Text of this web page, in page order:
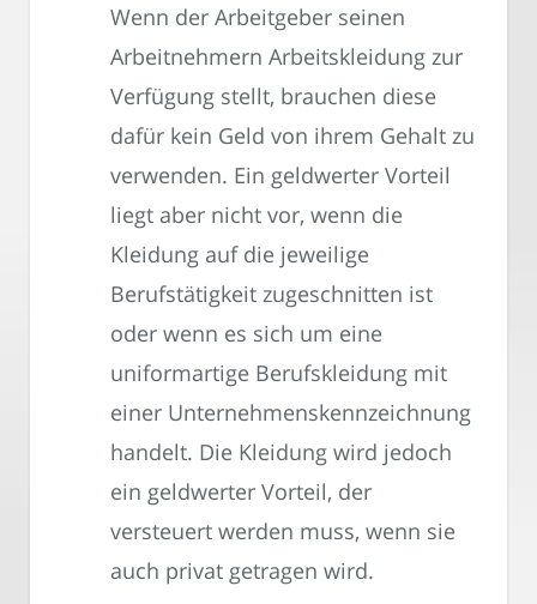
Wenn der Arbeitgeber seinen
Arbeitnehmern Arbeitskleidung zur
Verfügung stellt, brauchen diese
dafür kein Geld von ihrem Gehalt zu
verwenden. Ein geldwerter Vorteil
liegt aber nicht vor, wenn die
Kleidung auf die jeweilige
Berufstätigkeit zugeschnitten ist
oder wenn es sich um eine
uniformartige Berufskleidung mit
einer Unternehmenskennzeichnung
handelt. Die Kleidung wird jedoch
ein geldwerter Vorteil, der
versteuert werden muss, wenn sie
auch privat getragen wird.